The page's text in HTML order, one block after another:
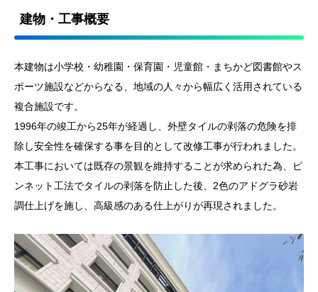
建物・工事概要
本建物は小学校・幼稚園・保育園・児童館・まちかど図書館やス
ポーツ施設などからなる、地域の人々から幅広く活用されている
複合施設です。
1996年の竣工から25年が経過し、外壁タイルの剥落の危険を排
除し安全性を確保する事を目的として改修工事が行われました。
本工事においては既存の景観を維持することが求められた為、ピ
ンネット工法でタイルの剥落を防止した後、2色のアドグラ砂岩
調仕上げを施し、高級感のある仕上がりが再現されました。